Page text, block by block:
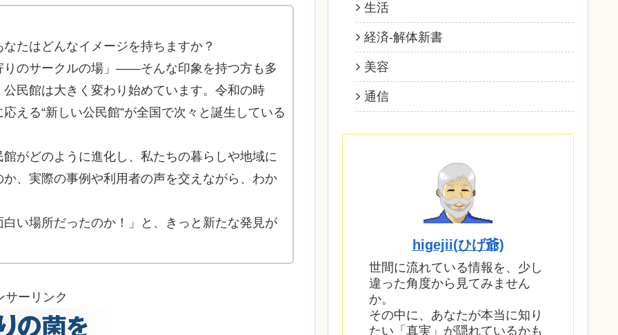
たはどんなイメージを持ちますか？
りのサークルの場」――そんな印象を持つ方も多
民館は大きく変わり始めています。令和の時
える“新しい公民館”が全国で次々と誕生している
がどのように進化し、私たちの暮らしや地域に
、実際の事例や利用者の声を交えながら、わか
い場所だったのか！」と、きっと新たな発見が
サーリンク
生活
経済‐解体新書
美容
通信
higejii(ひげ爺)
世間に流れている情報を、少し
違った角度から見てみません
か。
その中に、あなたが本当に知り
たい「真実」が隠れているかも